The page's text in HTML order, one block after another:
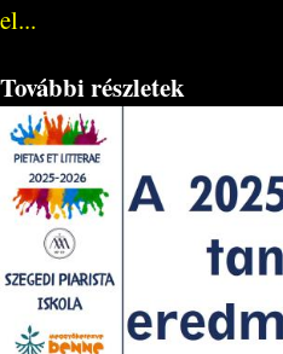
el...
További részletek